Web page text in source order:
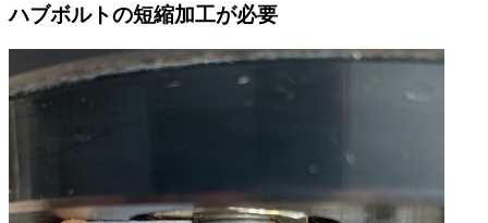
ハブボルトの短縮加工が必要